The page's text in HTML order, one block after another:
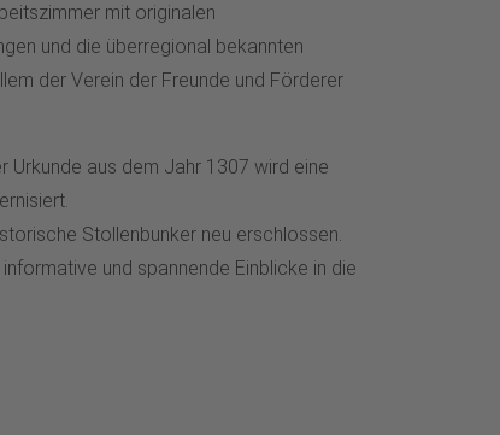
mit originalen
und die überregional bekannten
der Verein der Freunde und Förderer
Urkunde aus dem Jahr 1307 wird eine
Stollenbunker neu erschlossen.
und spannende Einblicke in die